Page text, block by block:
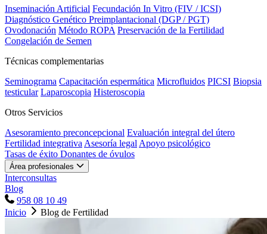
Inseminación Artificial Fecundación In Vitro (FIV / ICSI)
Diagnóstico Genético Preimplantacional (DGP / PGT)
Ovodonación Método ROPA Preservación de la Fertilidad
Congelación de Semen
Técnicas complementarias
Seminograma Capacitación espermática Microfluidos PICSI Biopsia
testicular Laparoscopia Histeroscopia
Otros Servicios
Asesoramiento preconcepcional Evaluación integral del útero
Fertilidad integrativa Asesoría legal Apoyo psicológico
Tasas de éxito Donantes de óvulos
Área profesionales
Interconsultas
Blog
958 08 10 49
Inicio
Blog de Fertilidad